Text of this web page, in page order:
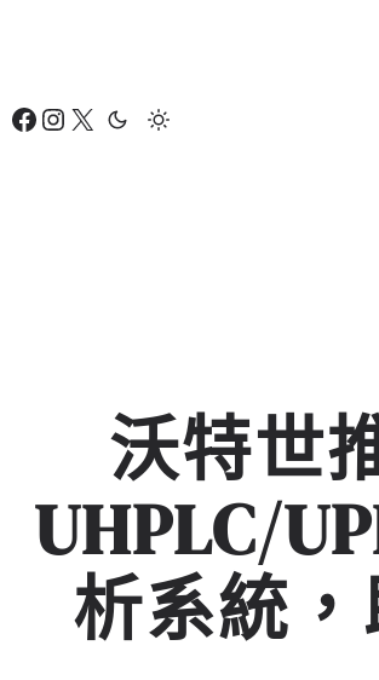
要
Facebook Instagram X
沃特世
UHPLC/
析系統